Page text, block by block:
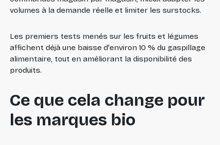
volumes à la demande réelle et limiter les surstocks.
Les premiers tests menés sur les fruits et légumes
affichent déjà une baisse d'environ 10 % du gaspillage
alimentaire, tout en améliorant la disponibilité des
produits.
Ce que cela change pour
les marques bio